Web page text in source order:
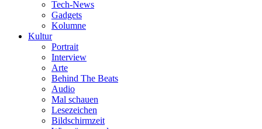
Tech-News
Gadgets
Kolumne
Kultur
Portrait
Interview
Arte
Behind The Beats
Audio
Mal schauen
Lesezeichen
Bildschirmzeit